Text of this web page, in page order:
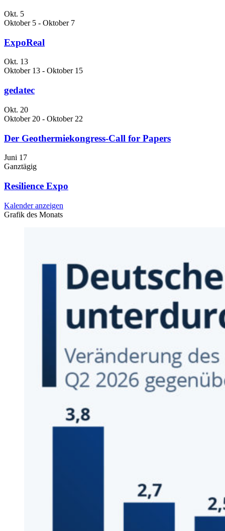
Okt. 5
Oktober 5 - Oktober 7
ExpoReal
Okt. 13
Oktober 13 - Oktober 15
gedatec
Okt. 20
Oktober 20 - Oktober 22
Der Geothermiekongress-Call for Papers
Juni 17
Ganztägig
Resilience Expo
Kalender anzeigen
Grafik des Monats